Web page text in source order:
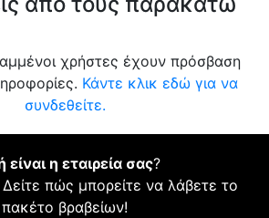
χρήστες έχουν πρόσβαση
Κάντε κλικ εδώ για να
συνδεθείτε.
είναι η εταιρεία σας?
Δείτε πώς μπορείτε να λάβετε το
πακέτο βραβείων!